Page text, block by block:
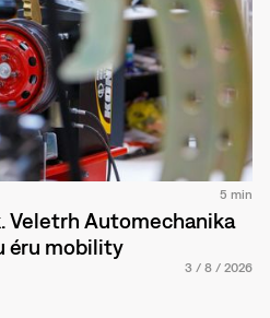
5 min
Veletrh Automechanika
éru mobility
3 / 8 / 2026